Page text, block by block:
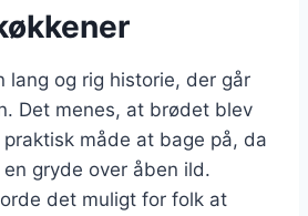
lang og rig historie, der går
Det menes, at brødet blev
måde at bage på, da
gryde over åben ild.
det muligt for folk at